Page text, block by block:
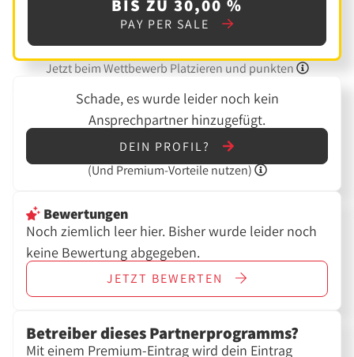
BIS ZU 30,00 %
PAY PER SALE
Jetzt beim Wettbewerb Platzieren und punkten
Schade, es wurde leider noch kein
Ansprechpartner hinzugefügt.
DEIN PROFIL?
(Und Premium-Vorteile nutzen)
Bewertungen
Noch ziemlich leer hier. Bisher wurde leider noch
keine Bewertung abgegeben.
JETZT BEWERTEN
Betreiber dieses Partnerprogramms?
Mit einem Premium-Eintrag wird dein Eintrag